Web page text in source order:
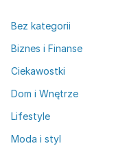
Bez kategorii
Biznes i Finanse
Ciekawostki
Dom i Wnętrze
Lifestyle
Moda i styl